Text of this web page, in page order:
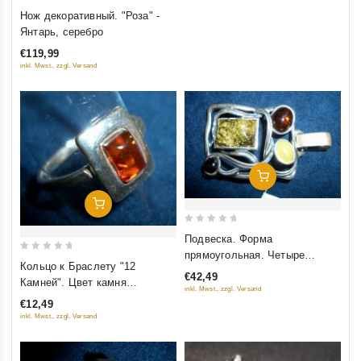
5
Нож декоративный. "Роза" -
Янтарь, серебро
€119,99
inkl. Mwst., zzgl. Versand
Добавить В Корзину
5
Кольцо к Браслету "12
Камней". Цвет камня
натуральный
€12,49
inkl. Mwst., zzgl. Versand
Добавить В Корзину
out
5
Подвеска. Форма
прямоугольная. Четыре
камня. Цвет "Натуральный",
"Белый" и "Зеленый"
€42,49
inkl. Mwst., zzgl. Versand